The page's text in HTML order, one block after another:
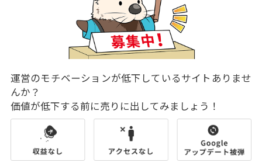
運営のモチベーションが低下しているサイトありませ
んか？
価値が低下する前に売りに出してみましょう！